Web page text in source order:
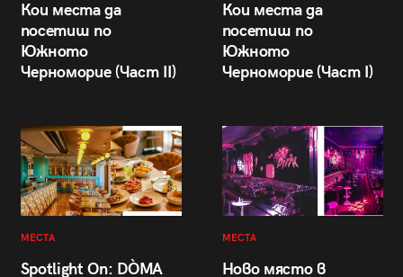
Кои места да
посетиш по
Южното
Черноморие (Част II)
Кои места да
посетиш по
Южното
Черноморие (Част I)
МЕСТА
Spotlight On: DÒMA
МЕСТА
Ново място в